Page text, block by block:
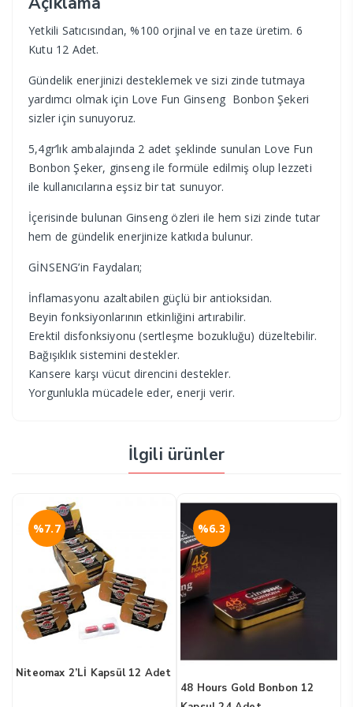
Yetkili Satıcısından, %100 orjinal ve en taze üretim. 6
Kutu 12 Adet.
Gündelik enerjinizi desteklemek ve sizi zinde tutmaya
yardımcı olmak için Love Fun Ginseng Bonbon Şekeri
sizler için sunuyoruz.
5,4gr’lık ambalajında 2 adet şeklinde sunulan Love Fun
Bonbon Şeker, ginseng ile formüle edilmiş olup lezzeti
ile kullanıcılarına eşsiz bir tat sunuyor.
İçerisinde bulunan Ginseng özleri ile hem sizi zinde tutar
hem de gündelik enerjinize katkıda bulunur.
GİNSENG’in Faydaları;
İnflamasyonu azaltabilen güçlü bir antioksidan.
Beyin fonksiyonlarının etkinliğini artırabilir.
Erektil disfonksiyonu (sertleşme bozukluğu) düzeltebilir.
Bağışıklık sistemini destekler.
Kansere karşı vücut direncini destekler.
Yorgunlukla mücadele eder, enerji verir.
İlgili ürünler
Niteomax 2’Lİ Kapsül 12 Adet
%7.7
48 Hours Gold Bonbon 12
%6.3